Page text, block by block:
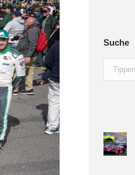
Suche
Search: